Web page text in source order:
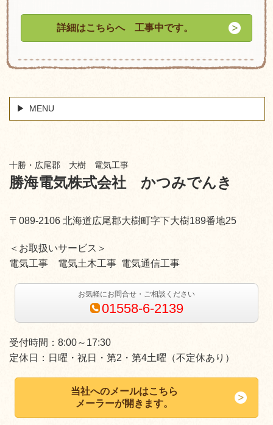
詳細はこちらへ 工事中です。
MENU
十勝・広尾郡 大樹 電気工事
勝海電気株式会社 かつみでんき
〒089-2106 北海道広尾郡大樹町字下大樹189番地25
＜お取扱いサービス＞
電気工事 電気土木工事 電気通信工事
お気軽にお問合せ・ご相談ください
01558-6-2139
受付時間：8:00～17:30
定休日：日曜・祝日・第2・第4土曜（不定休あり）
当社へのメールはこちら
メーラーが開きます。